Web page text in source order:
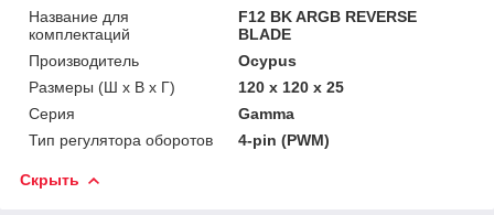
Название для
комплектаций
F12 BK ARGB REVERSE
BLADE
Производитель
Ocypus
Размеры (Ш х В х Г)
120 x 120 x 25
Серия
Gamma
Тип регулятора оборотов
4-pin (PWM)
Скрыть